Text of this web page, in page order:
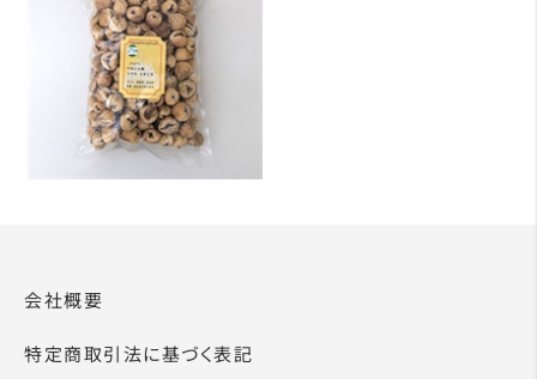
会社概要
特定商取引法に基づく表記